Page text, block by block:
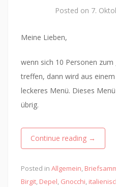
Posted on 7.
Meine Lieben,
wenn sich 10 Personen
treffen, dann wird aus
leckeres Menü. Dieses
übrig.
Continue reading →
Posted in Allgemein,
Birgit, Depel, Gnocchi,